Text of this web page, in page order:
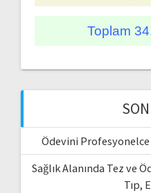
Toplam
Ödevini
Sağlık Alanında Tez ve
Tıp,